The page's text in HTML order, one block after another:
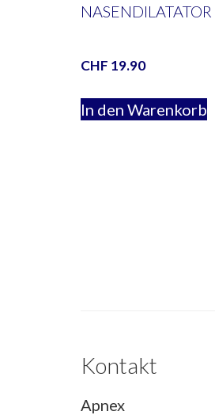
NASENDILATATOR
CHF 19.90
In den Warenkorb
Kontakt
Apnex